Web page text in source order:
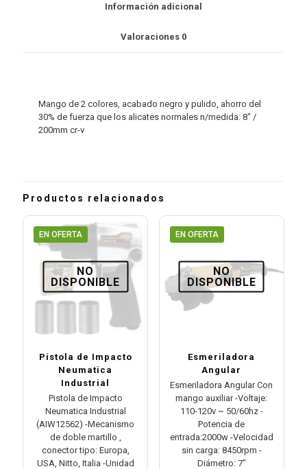
Información adicional
Valoraciones 0
Mango de 2 colores, acabado negro y pulido, ahorro del
30% de fuerza que los alicates normales n/medida: 8″ /
200mm cr-v
Productos relacionados
EN OFERTA
NO
DISPONIBLE
Pistola de Impacto
Neumatica
Industrial
Pistola de Impacto
Neumatica Industrial
(AIW12562) -Mecanismo
de doble martillo ,
conector tipo: Europa,
USA, Nitto, Italia -Unidad
EN OFERTA
NO
DISPONIBLE
Esmeriladora
Angular
Esmeriladora Angular Con
mango auxiliar -Voltaje:
110-120v ~ 50/60hz -
Potencia de
entrada:2000w -Velocidad
sin carga: 8450rpm -
Diámetro: 7″